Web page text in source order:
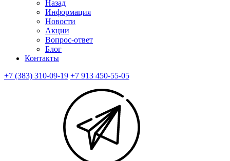
Назад
Информация
Новости
Акции
Вопрос-ответ
Блог
Контакты
+7 (383) 310-09-19 +7 913 450-55-05